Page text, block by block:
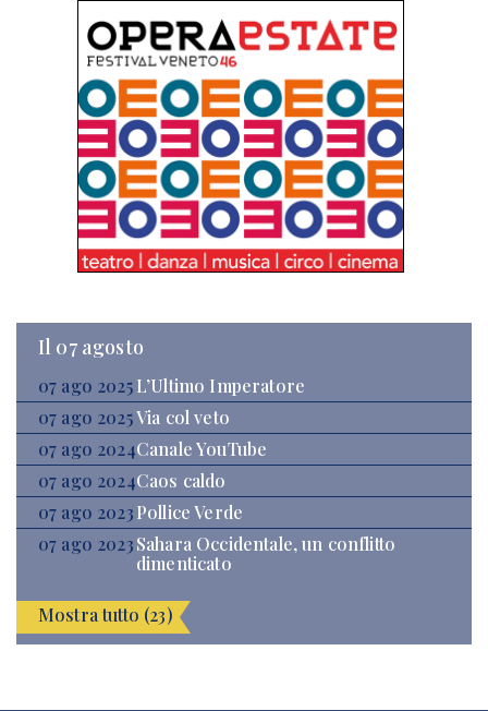
Il 07 agosto
07 ago 2025 L’Ultimo Imperatore
07 ago 2025Via col veto
07 ago 2024Canale YouTube
07 ago 2024Caos caldo
07 ago 2023Pollice Verde
07 ago 2023Sahara Occidentale, un conflitto
dimenticato
Mostra tutto (23)